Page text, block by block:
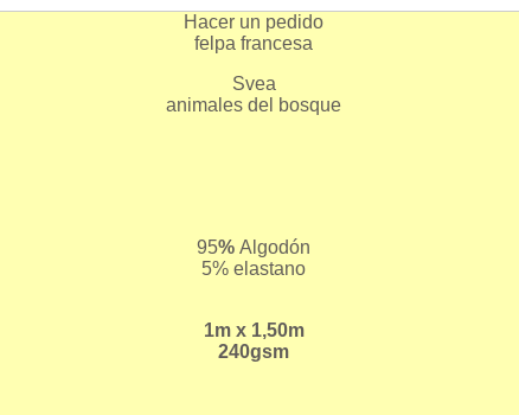
Hacer un pedido
felpa francesa
Svea
animales del bosque
95% Algodón
5% elastano
1m x 1,50m
240gsm